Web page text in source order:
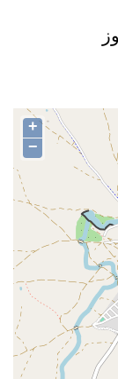
+
−